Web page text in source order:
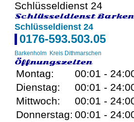
Schlüsseldienst
Schlüsseldienst 24
0176-593.503.05
Barkenholm Kreis Dithmarschen
Öffnungszeiten
Montag:
00:01 -
Dienstag:
00:01 -
Mittwoch:
00:01 -
Donnerstag: 00:01 -